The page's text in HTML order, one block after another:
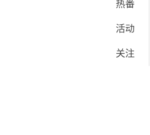
热番
活动
关注